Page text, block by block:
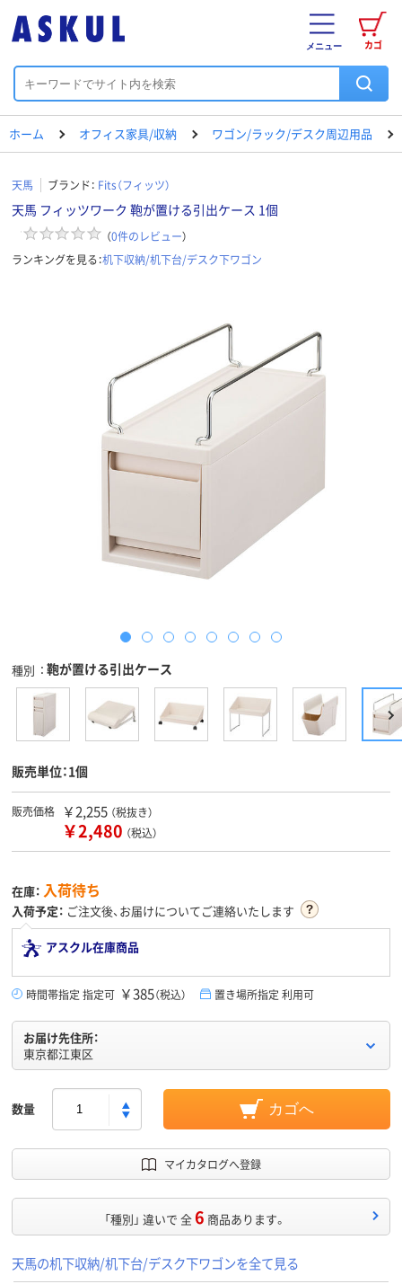
カゴ
メニュー
ホーム オフィス家具/収納 ワゴン/ラック/デスク周辺用品
天馬 ブランド： Fits（フィッツ）
天馬 フィッツワーク 鞄が置ける引出ケース 1個
（0件のレビュー）
ランキングを見る：机下収納/机下台/デスク下ワゴン
種別 鞄が置ける引出ケース
販売単位：1個
販売価格 ￥2,255 （税抜き）
￥2,480 （税込）
在庫： 入荷待ち
入荷予定： ご注文後、お届けについてご連絡いたします
アスクル在庫商品
時間帯指定 指定可 ￥385（税込） 置き場所指定 利用可
お届け先住所：
東京都江東区
数量 カゴへ
マイカタログへ登録
「種別」 違いで 全6 商品あります。
天馬の机下収納/机下台/デスク下ワゴンを全て見る